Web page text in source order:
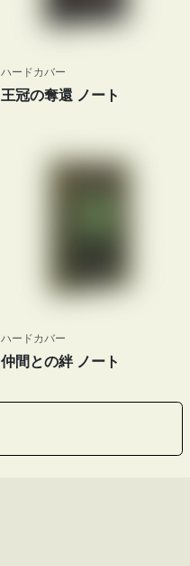
ハードカバー
王冠の奪還 ノート
ハードカバー
仲間との絆 ノート